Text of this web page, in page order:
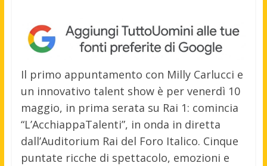
Il primo appuntamento con Milly Carlucci e
un innovativo talent show è per venerdì 10
maggio, in prima serata su Rai 1: comincia
“L’AcchiappaTalenti”, in onda in diretta
dall’Auditorium Rai del Foro Italico. Cinque
puntate ricche di spettacolo, emozioni e